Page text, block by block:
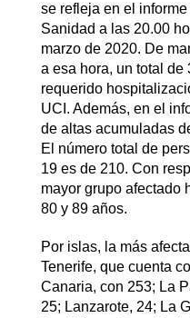
se refleja en el
Sanidad a las 20.00
marzo de 2020. De
a esa hora, un total de
requerido
UCI. Además, en el
de altas acumuladas
El número total de
19 es de 210. Con
mayor grupo afectado
80 y 89 años.
Por islas, la más
Tenerife, que cuenta
Canaria, con 253; La
25; Lanzarote, 24; La